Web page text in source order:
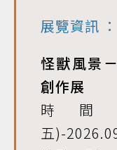
展覽資訊 ：
怪獸風景
創作展
時間
五)-